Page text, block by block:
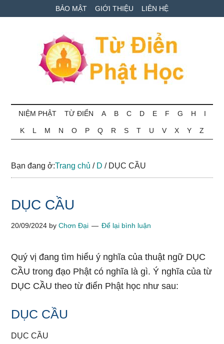
to
to
qua
BẢO MẬT GIỚI THIỆU LIÊN HỆ
Từ
điển
Phật
học
ngữ
NIỆM PHẬT TỪ ĐIỂN A B C D E F G H I
K L M N O P Q R S T U V X Y Z
Bạn đang ở:Trang chủ / D /DỤC CẦU
DỤC CẦU
20/09/2024 byChơn Đại Để lại bình luận
Quý vị đang tìm hiểu ý nghĩa của thuật ngữ DỤC
CẦU trong đạo Phật có nghĩa là gì. Ý nghĩa của từ
DỤC CẦU theo từ điển Phật học như sau:
DỤC CẦU
DỤC CẦU